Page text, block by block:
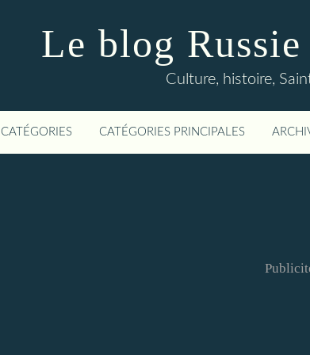
Le blog
Culture, histoire,
CATÉGORIES CATÉGORIES PRINCIPALES